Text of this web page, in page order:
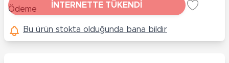
İNTERNETTE TÜKENDİ
Bu ürün stokta olduğunda bana bildir